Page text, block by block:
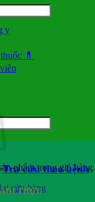
phẩm trong giỏ hàng.
cửa hàng
y
💊
Tra cứu theo bệnh
rượu